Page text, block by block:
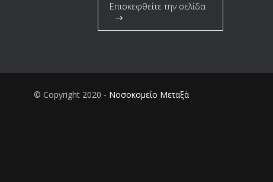
Επισκεφθείτε την σελίδα
© Copyright 2020 - Νοσοκομείο Μεταξά